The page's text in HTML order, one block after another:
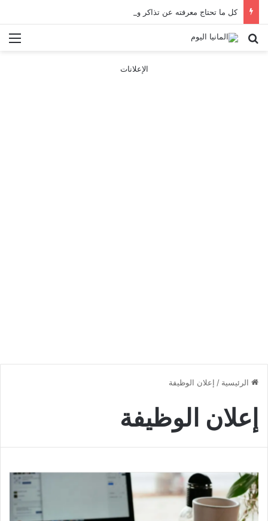
كل ما تحتاج معرفته عن تذاكر ووسائل النقل في باريس 2025
بحث عن
الإعلانات
الرئيسية / إعلان الوظيفة
إعلان الوظيفة